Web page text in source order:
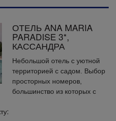
ОТЕЛЬ ANA MARIA
PARADISE 3*,
КАССАНДРА
Небольшой отель с уютной
территорией с садом. Выбор
просторных номеров,
большинство из которых с